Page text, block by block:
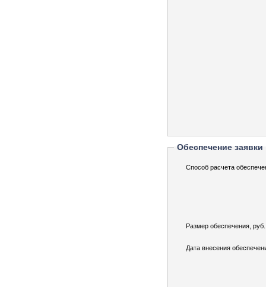
Обеспечение заявки
Способ расчета
Размер обеспечения,
Дата внесения